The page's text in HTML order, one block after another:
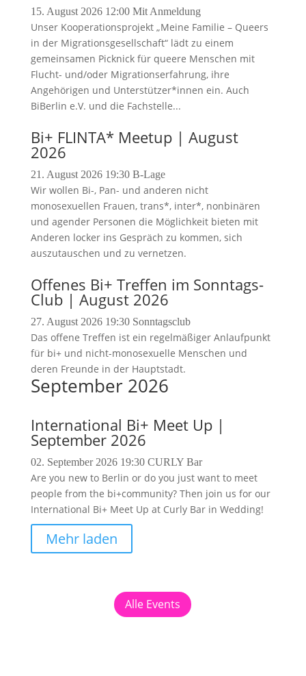
15. August 202612:00 Mit Anmeldung
Unser Kooperationsprojekt „Meine Familie – Queers
in der Migrationsgesellschaft“ lädt zu einem
gemeinsamen Picknick für queere Menschen mit
Flucht- und/oder Migrationserfahrung, ihre
Angehörigen und Unterstützer*innen ein. Auch
BiBerlin e.V. und die Fachstelle...
Bi+ FLINTA* Meetup | August
2026
21. August 202619:30 B-Lage
Wir wollen Bi-, Pan- und anderen nicht
monosexuellen Frauen, trans*, inter*, nonbinären
und agender Personen die Möglichkeit bieten mit
Anderen locker ins Gespräch zu kommen, sich
auszutauschen und zu vernetzen.
Offenes Bi+ Treffen im Sonntags-
Club | August 2026
27. August 202619:30 Sonntagsclub
Das offene Treffen ist ein regelmäßiger Anlaufpunkt
für bi+ und nicht-monosexuelle Menschen und
deren Freunde in der Hauptstadt.
September 2026
International Bi+ Meet Up |
September 2026
02. September 202619:30 CURLY Bar
Are you new to Berlin or do you just want to meet
people from the bi+community? Then join us for our
International Bi+ Meet Up at Curly Bar in Wedding!
Mehr laden
Alle Events